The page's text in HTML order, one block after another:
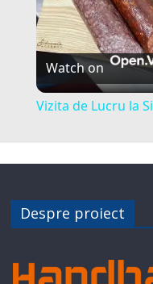
Watch on
Vizita de Lucru la
Despre proiect